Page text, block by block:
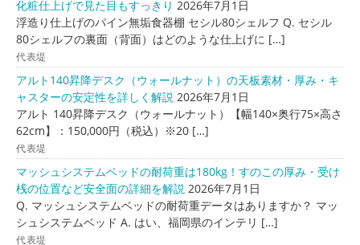
化粧仕上げで見た目もすっきり 2026年7月1日
浮造り仕上げのパイン無垢食器棚 セシル80シェルフ Q. セシル
80シェルフの裏面（背面）はどのような仕上げに […]
代表堤
アルト140昇降デスク（ウォールナット）の天板素材・厚み・キ
ャスターの安定性を詳しく解説 2026年7月1日
アルト 140昇降デスク（ウォールナット）【幅140×奥行75×高さ
62cm】：150,000円（税込）※20 […]
代表堤
マッシュシステムベッドの耐荷重は180kg！すのこの厚み・受け
桟の位置など安全面の詳細を解説 2026年7月1日
Q. マッシュシステムベッドの耐荷重データはありますか？ マッ
シュシステムベッド A. はい、福岡県のインテリ […]
代表堤